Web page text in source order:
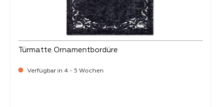
Türmatte Ornamentbordüre
Verfügbar in 4 - 5 Wochen